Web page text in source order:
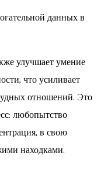
данных в
улучшает умение
что усиливает
отношений. Это
любопытство
в свою
находками.